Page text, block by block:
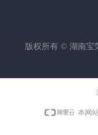
版权所有 © 湖南宝
本网